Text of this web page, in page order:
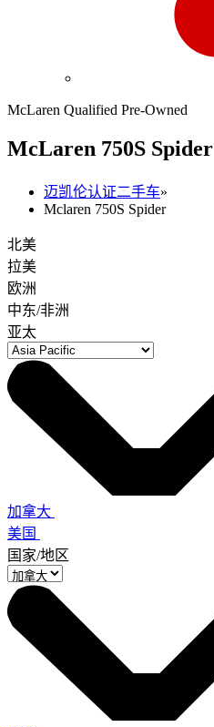
McLaren Qualified Pre-Owned
McLaren 750S Spider
迈凯伦认证二手车»
Mclaren 750S Spider
北美
拉美
欧洲
中东/非洲
亚太
加拿大
美国
国家/地区